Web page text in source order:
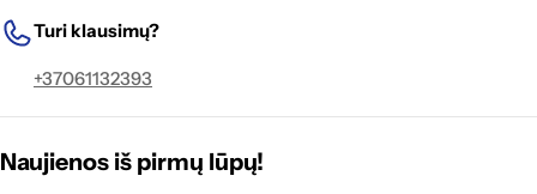
Turi klausimų?
+37061132393
Naujienos iš pirmų lūpų!